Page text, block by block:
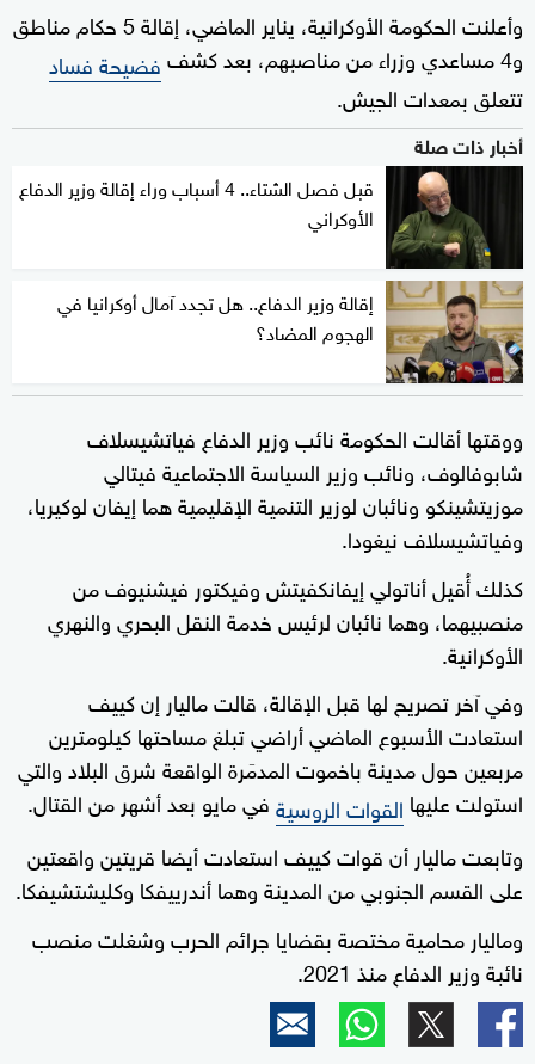
وأعلنت الحكومة الأوكرانية، يناير الماضي، إقالة 5 حكام مناطق
و4 مساعدي وزراء من مناصبهم، بعد كشف
فضيحة فساد
تتعلق بمعدات الجيش.
أخبار ذات صلة
قبل فصل الشتاء.. 4 أسباب وراء إقالة وزير الدفاع
الأوكراني
إقالة وزير الدفاع.. هل تجدد آمال أوكرانيا في
الهجوم المضاد؟
ووقتها أقالت الحكومة نائب وزير الدفاع فياتشيسلاف
شابوفالوف، ونائب وزير السياسة الاجتماعية فيتالي
موزيتشينكو ونائبان لوزير التنمية الإقليمية هما إيفان لوكيريا،
وفياتشيسلاف نيغودا.
كذلك أُقيل أناتولي إيفانكفيتش وفيكتور فيشنيوف من
منصبيهما، وهما نائبان لرئيس خدمة النقل البحري والنهري
الأوكرانية.
وفي آخر تصريح لها قبل الإقالة، قالت ماليار إن كييف
استعادت الأسبوع الماضي أراضي تبلغ مساحتها كيلومترين
مربعين حول مدينة باخموت المدمَرة الواقعة شرق البلاد والتي
استولت عليها القوات الروسيةفي مايو بعد أشهر من القتال.
وتابعت ماليار أن قوات كييف استعادت أيضا قريتين واقعتين
على القسم الجنوبي من المدينة وهما أندرييفكا وكليشتشيفكا.
وماليار محامية مختصة بقضايا جرائم الحرب وشغلت منصب
نائبة وزير الدفاع منذ 2021.